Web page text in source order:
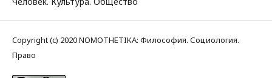
Copyright (c) 2020 NOMOTHETIKA: Философия. Социология.
Право